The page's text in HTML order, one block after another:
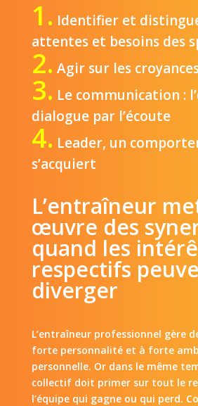
1. Identifier et
attentes et besoins des
2. Agir sur les
3. Le communication :
dialogue par l’écoute
4. Leader, un
s’acquiert
L’entraîneur
œuvre des
quand les
respectifs
diverger
L’entraîneur professionnel gère
forte personnalité et à forte
personnelle. Or dans le même
collectif doit primer sur tout le
l’équipe qui gagne ou qui perd.